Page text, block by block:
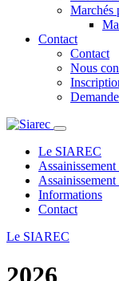
Marchés
Contact
Contact
Nous
Le SIAREC
Informations
Contact
Le SIAREC